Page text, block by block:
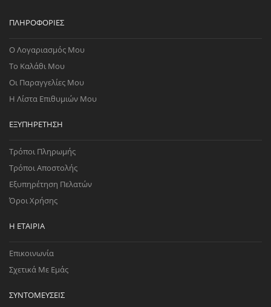
ΠΛΗΡΟΦΟΡΊΕΣ
Ο Λογαριασμός Μου
Το Καλάθι Μου
Οι Παραγγελίες Μου
Η Λίστα Επιθυμιών Μου
ΕΞΥΠΗΡΈΤΗΣΗ
Τρόποι Πληρωμής
Τρόποι Αποστολής
Εξυπηρέτηση Πελατών
Όροι Χρήσης
Η ΕΤΑΙΡΊΑ
Επικοινωνία
Σχετικά Με Εμάς
ΣΥΝΤΟΜΕΎΣΕΙΣ